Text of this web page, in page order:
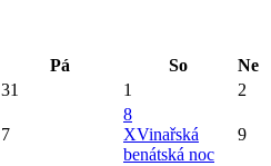
Pá So
Ne
31 1 2
7
8
XVinařská
benátská noc
9